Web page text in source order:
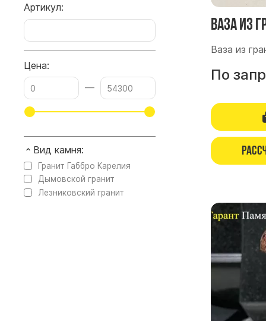
Ваза из
Ваза из
По
Артикул:
Цена:
—
Вид камня:
Гранит Габбро Карелия
Дымовской гранит
Лезниковский гранит